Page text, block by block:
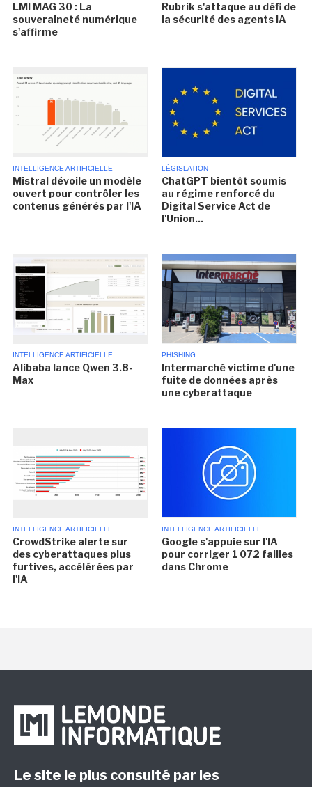
LMI MAG 30 : La
souveraineté numérique
s'affirme
Rubrik s'attaque au défi de
la sécurité des agents IA
INTELLIGENCE ARTIFICIELLE
Mistral dévoile un modèle
ouvert pour contrôler les
contenus générés par l'IA
LÉGISLATION
ChatGPT bientôt soumis
au régime renforcé du
Digital Service Act de
l'Union...
INTELLIGENCE ARTIFICIELLE
Alibaba lance Qwen 3.8-
Max
PHISHING
Intermarché victime d'une
fuite de données après
une cyberattaque
INTELLIGENCE ARTIFICIELLE
CrowdStrike alerte sur
des cyberattaques plus
furtives, accélérées par
l'IA
INTELLIGENCE ARTIFICIELLE
Google s'appuie sur l'IA
pour corriger 1 072 failles
dans Chrome
Le site le plus consulté par les